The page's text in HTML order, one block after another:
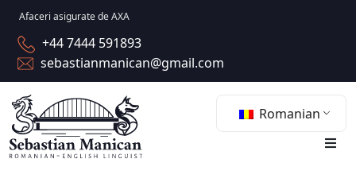
Skip
content
Afaceri asigurate de AXA
+44 7444 591893
sebastianmanican@gmail.com
Romanian